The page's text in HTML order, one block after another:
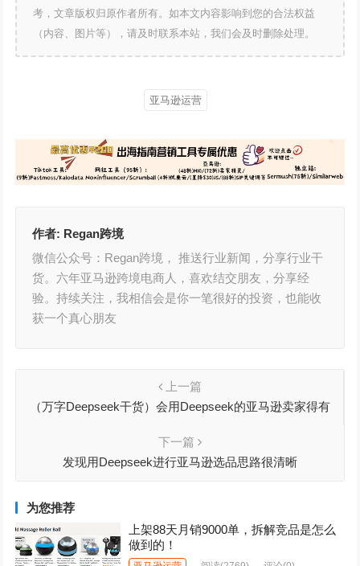
考，文章版权归原作者所有。如本文内容影响到您的合法权益
（内容、图片等），请及时联系本站，我们会及时删除处理。
亚马逊运营
作者: Regan跨境
微信公众号：Regan跨境， 推送行业新闻，分享行业干
货。六年亚马逊跨境电商人，喜欢结交朋友，分享经
验。持续关注，我相信会是你一笔很好的投资，也能收
获一个真心朋友
上一篇
（万字Deepseek干货）会用Deepseek的亚马逊卖家得有
下一篇
发现用Deepseek进行亚马逊选品思路很清晰
为您推荐
上架88天月销9000单，拆解竞品是怎么
做到的！